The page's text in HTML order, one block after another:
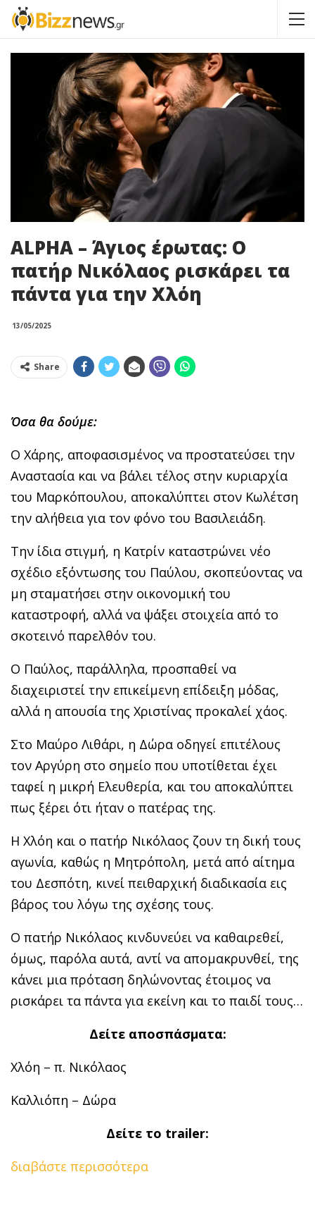
ALPHA – Άγιος έρωτας: Ο
πατήρ Νικόλαος ρισκάρει τα
πάντα για την Χλόη
13/05/2025
Share
Όσα θα δούμε:
Ο Χάρης, αποφασισμένος να προστατεύσει την
Αναστασία και να βάλει τέλος στην κυριαρχία
του Μαρκόπουλου, αποκαλύπτει στον Κωλέτση
την αλήθεια για τον φόνο του Βασιλειάδη.
Την ίδια στιγμή, η Κατρίν καταστρώνει νέο
σχέδιο εξόντωσης του Παύλου, σκοπεύοντας να
μη σταματήσει στην οικονομική του
καταστροφή, αλλά να ψάξει στοιχεία από το
σκοτεινό παρελθόν του.
Ο Παύλος, παράλληλα, προσπαθεί να
διαχειριστεί την επικείμενη επίδειξη μόδας,
αλλά η απουσία της Χριστίνας προκαλεί χάος.
Στο Μαύρο Λιθάρι, η Δώρα οδηγεί επιτέλους
τον Αργύρη στο σημείο που υποτίθεται έχει
ταφεί η μικρή Ελευθερία, και του αποκαλύπτει
πως ξέρει ότι ήταν ο πατέρας της.
Η Χλόη και ο πατήρ Νικόλαος ζουν τη δική τους
αγωνία, καθώς η Μητρόπολη, μετά από αίτημα
του Δεσπότη, κινεί πειθαρχική διαδικασία εις
βάρος του λόγω της σχέσης τους.
Ο πατήρ Νικόλαος κινδυνεύει να καθαιρεθεί,
όμως, παρόλα αυτά, αντί να απομακρυνθεί, της
κάνει μια πρόταση δηλώνοντας έτοιμος να
ρισκάρει τα πάντα για εκείνη και το παιδί τους…
Δείτε αποσπάσματα:
Χλόη – π. Νικόλαος
Καλλιόπη – Δώρα
Δείτε το trailer:
διαβάστε περισσότερα